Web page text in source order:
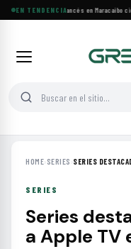
EN TENDENCIA
Festival de Cine Francés en Maracaibo
HOME› SERIES ›SERIES
SERIES
Series
a Apple TV